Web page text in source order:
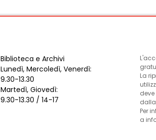
Biblioteca e Archivi
Lunedì, Mercoledì, Venerdì:
9.30-13.30
Martedì, Giovedì:
9.30-13.30 / 14-17
La
dalla
Per
a